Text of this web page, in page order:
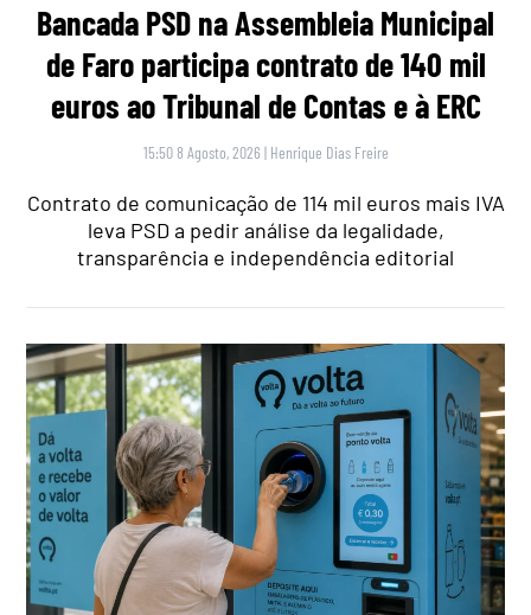
Bancada PSD na Assembleia Municipal
de Faro participa contrato de 140 mil
euros ao Tribunal de Contas e à ERC
15:50 8 Agosto, 2026 | Henrique Dias Freire
Contrato de comunicação de 114 mil euros mais IVA
leva PSD a pedir análise da legalidade,
transparência e independência editorial